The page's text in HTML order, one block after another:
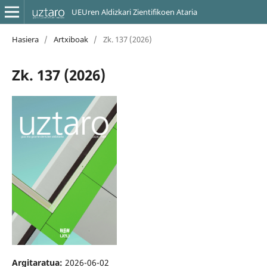
UEUren Aldizkari Zientifikoen Ataria
Hasiera / Artxiboak / Zk. 137 (2026)
Zk. 137 (2026)
Argitaratua: 2026-06-02